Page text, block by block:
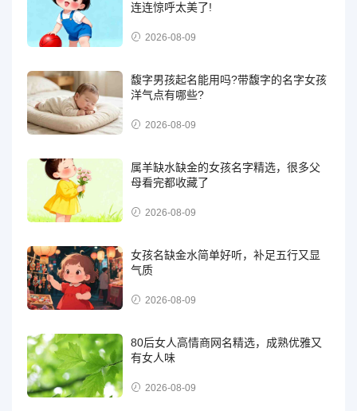
连连惊呼太美了!
2026-08-09
馥字男孩起名能用吗?带馥字的名字女孩
洋气点有哪些?
2026-08-09
属羊缺水缺金的女孩名字精选，很多父
母看完都收藏了
2026-08-09
女孩名缺金水简单好听，补足五行又显
气质
2026-08-09
80后女人高情商网名精选，成熟优雅又
有女人味
2026-08-09